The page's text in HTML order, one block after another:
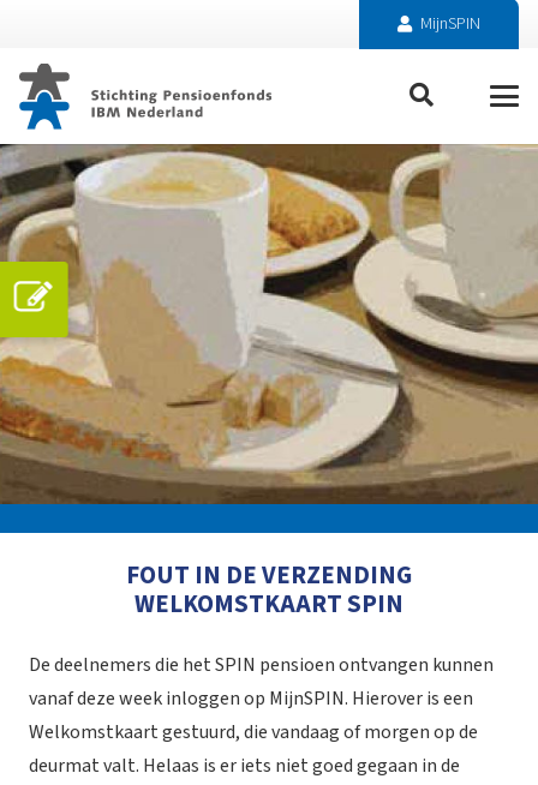
MijnSPIN
FOUT IN DE VERZENDING
WELKOMSTKAART SPIN
De deelnemers die het SPIN pensioen ontvangen kunnen
vanaf deze week inloggen op MijnSPIN. Hierover is een
Welkomstkaart gestuurd, die vandaag of morgen op de
deurmat valt. Helaas is er iets niet goed gegaan in de